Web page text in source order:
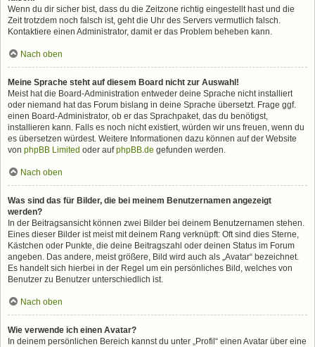
Wenn du dir sicher bist, dass du die Zeitzone richtig eingestellt hast und die
Zeit trotzdem noch falsch ist, geht die Uhr des Servers vermutlich falsch.
Kontaktiere einen Administrator, damit er das Problem beheben kann.
Nach oben
Meine Sprache steht auf diesem Board nicht zur Auswahl!
Meist hat die Board-Administration entweder deine Sprache nicht installiert
oder niemand hat das Forum bislang in deine Sprache übersetzt. Frage ggf.
einen Board-Administrator, ob er das Sprachpaket, das du benötigst,
installieren kann. Falls es noch nicht existiert, würden wir uns freuen, wenn du
es übersetzen würdest. Weitere Informationen dazu können auf der Website
von phpBB Limited oder aufphpBB.de gefunden werden.
Nach oben
Was sind das für Bilder, die bei meinem Benutzernamen angezeigt
werden?
In der Beitragsansicht können zwei Bilder bei deinem Benutzernamen stehen.
Eines dieser Bilder ist meist mit deinem Rang verknüpft: Oft sind dies Sterne,
Kästchen oder Punkte, die deine Beitragszahl oder deinen Status im Forum
angeben. Das andere, meist größere, Bild wird auch als „Avatar“ bezeichnet.
Es handelt sich hierbei in der Regel um ein persönliches Bild, welches von
Benutzer zu Benutzer unterschiedlich ist.
Nach oben
Wie verwende ich einen Avatar?
In deinem persönlichen Bereich kannst du unter „Profil“ einen Avatar über eine